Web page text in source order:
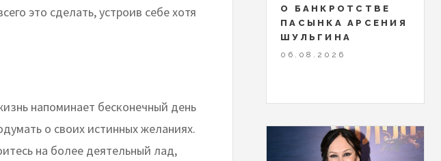
это сделать, устроив себе хотя
напоминает бесконечный день
о своих истинных желаниях.
на более деятельный лад,
О БАНКРОТСТВЕ
ПАСЫНКА АРСЕНИЯ
ШУЛЬГИНА
06.08.2026